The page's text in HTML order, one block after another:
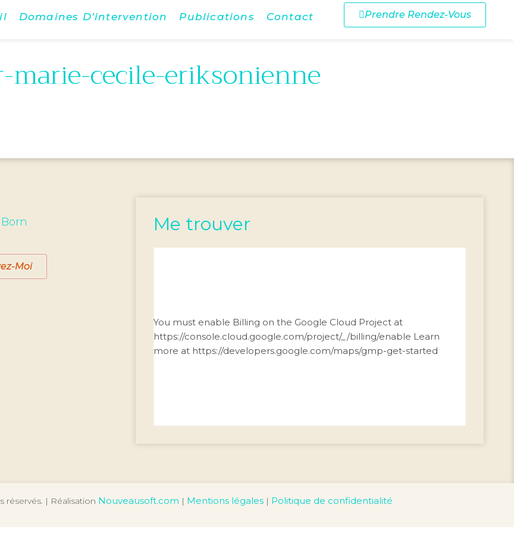
Domaines D’intervention Publications Contact Prendre Rendez-Vous
cecile-eriksonienne
Moi
Me trouver
You must enable Billing on the Google Cloud Project at
https://console.cloud.google.com/project/_/billing/enable Learn
more at https://developers.google.com/maps/gmp-get-started
réservés. | Réalisation Nouveausoft.com | Mentions légales| Politique de confidentialité